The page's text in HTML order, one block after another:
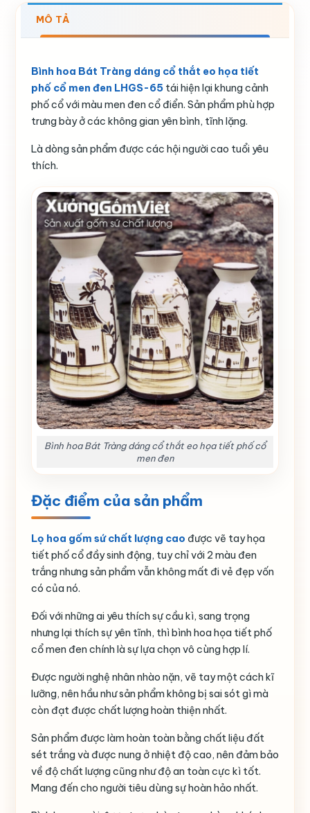
MÔ TẢ
Bình hoa Bát Tràng dáng cổ thắt eo họa tiết
phố cổ men đen LHGS-65 tái hiện lại khung cảnh
phố cổ với màu men đen cổ điển. Sản phẩm phù hợp
trưng bày ở các không gian yên bình, tĩnh lặng.
Là dòng sản phẩm được các hội người cao tuổi yêu
thích.
Bình hoa Bát Tràng dáng cổ thắt eo họa tiết phố cổ
men đen
Đặc điểm của sản phẩm
Lọ hoa gốm sứ chất lượng cao được vẽ tay họa
tiết phố cổ đầy sinh động, tuy chỉ với 2 màu đen
trắng nhưng sản phẩm vẫn không mất đi vẻ đẹp vốn
có của nó.
Đối với những ai yêu thích sự cầu kì, sang trọng
nhưng lại thích sự yên tĩnh, thì bình hoa họa tiết phố
cổ men đen chính là sự lựa chọn vô cùng hợp lí.
Được người nghệ nhân nhào nặn, vẽ tay một cách kĩ
lưỡng, nên hầu như sản phẩm không bị sai sót gì mà
còn đạt được chất lượng hoàn thiện nhất.
Sản phẩm được làm hoàn toàn bằng chất liệu đất
sét trắng và được nung ở nhiệt độ cao, nên đảm bảo
về độ chất lượng cũng như độ an toàn cực kì tốt.
Mang đến cho người tiêu dùng sự hoàn hảo nhất.